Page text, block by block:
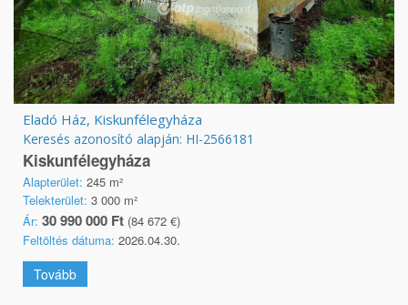
Eladó Ház, Kiskunfélegyháza
Keresés azonosító alapján: HI-2566181
Kiskunfélegyháza
Alapterület: 245 m²
Telekterület: 3 000 m²
Ár: 30 990 000 Ft (84 672 €)
Feltöltés dátuma: 2026.04.30.
Tovább